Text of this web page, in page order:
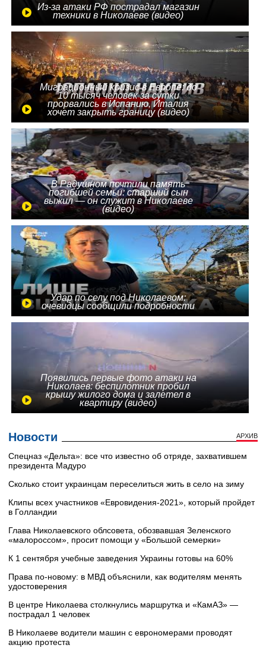
Из-за атаки РФ пострадал магазин
техники в Николаеве (видео)
Миграционный кризис в Европе: до
10 тысяч человек за сутки
прорвались в Испанию, Италия
хочет закрыть границу (видео)
В Радушном почтили память
погибшей семьи: старший сын
выжил — он служит в Николаеве
(видео)
Удар по селу под Николаевом:
очевидцы сообщили подробности
Появились первые фото атаки на
Николаев: беспилотник пробил
крышу жилого дома и залетел в
квартиру (видео)
Новости АРХИВ
Cпецназ «Дельта»: все что известно об отряде, захватившем
президента Мадуро
Сколько стоит украинцам переселиться жить в село на зиму
Клипы всех участников «Евровидения-2021», который пройдет
в Голландии
Глава Николаевского облсовета, обозвавшая Зеленского
«малороссом», просит помощи у «Большой семерки»
К 1 сентября учебные заведения Украины готовы на 60%
Права по-новому: в МВД объяснили, как водителям менять
удостоверения
В центре Николаева столкнулись маршрутка и «КамАЗ» —
пострадал 1 человек
В Николаеве водители машин с еврономерами проводят
акцию протеста